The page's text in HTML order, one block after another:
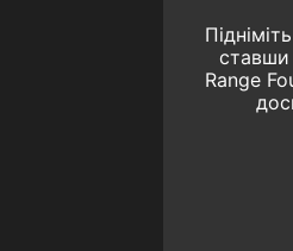
ставши
Range